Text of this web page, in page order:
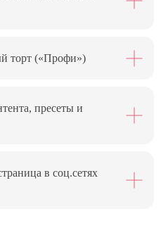
торт («Профи»)
пресеты и
в соц.сетях